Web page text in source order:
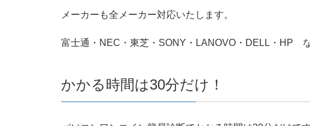
メーカーも全メーカー対応いたします。
富士通・NEC・東芝・SONY・LANOVO・DELL・HP な
かかる時間は30分だけ！